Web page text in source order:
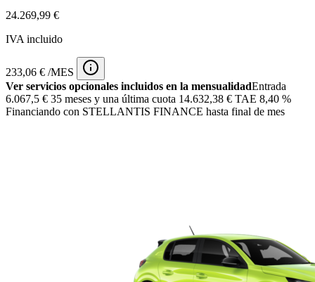
24.269,99 €
IVA incluido
233,06 € /MES
Ver servicios opcionales incluidos en la mensualidadEntrada
6.067,5 € 35 meses y una última cuota 14.632,38 € TAE 8,40 %
Financiando con STELLANTIS FINANCE hasta final de mes